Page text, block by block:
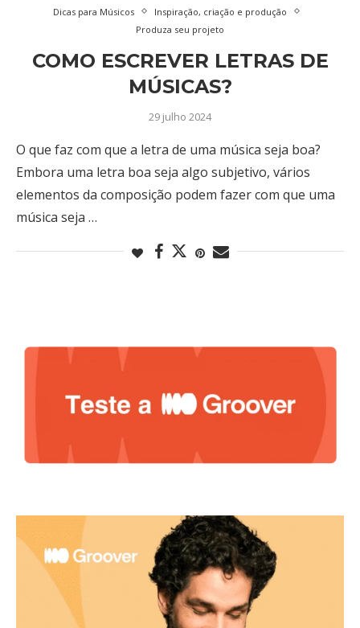
Dicas para Músicos
Inspiração, criação e produção
Produza seu projeto
COMO ESCREVER LETRAS DE
MÚSICAS?
29 julho 2024
O que faz com que a letra de uma música seja boa?
Embora uma letra boa seja algo subjetivo, vários
elementos da composição podem fazer com que uma
música seja …